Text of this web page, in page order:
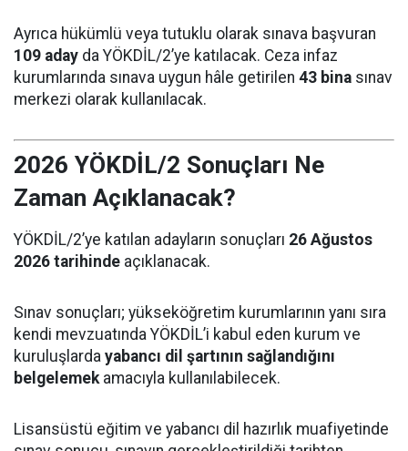
Ayrıca hükümlü veya tutuklu olarak sınava başvuran
109 aday da YÖKDİL/2’ye katılacak. Ceza infaz
kurumlarında sınava uygun hâle getirilen 43 bina sınav
merkezi olarak kullanılacak.
2026 YÖKDİL/2 Sonuçları Ne
Zaman Açıklanacak?
YÖKDİL/2’ye katılan adayların sonuçları 26 Ağustos
2026 tarihinde açıklanacak.
Sınav sonuçları; yükseköğretim kurumlarının yanı sıra
kendi mevzuatında YÖKDİL’i kabul eden kurum ve
kuruluşlarda yabancı dil şartının sağlandığını
belgelemekamacıyla kullanılabilecek.
Lisansüstü eğitim ve yabancı dil hazırlık muafiyetinde